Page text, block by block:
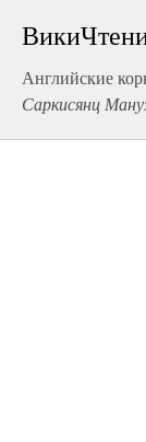
Английские
Саркисянц